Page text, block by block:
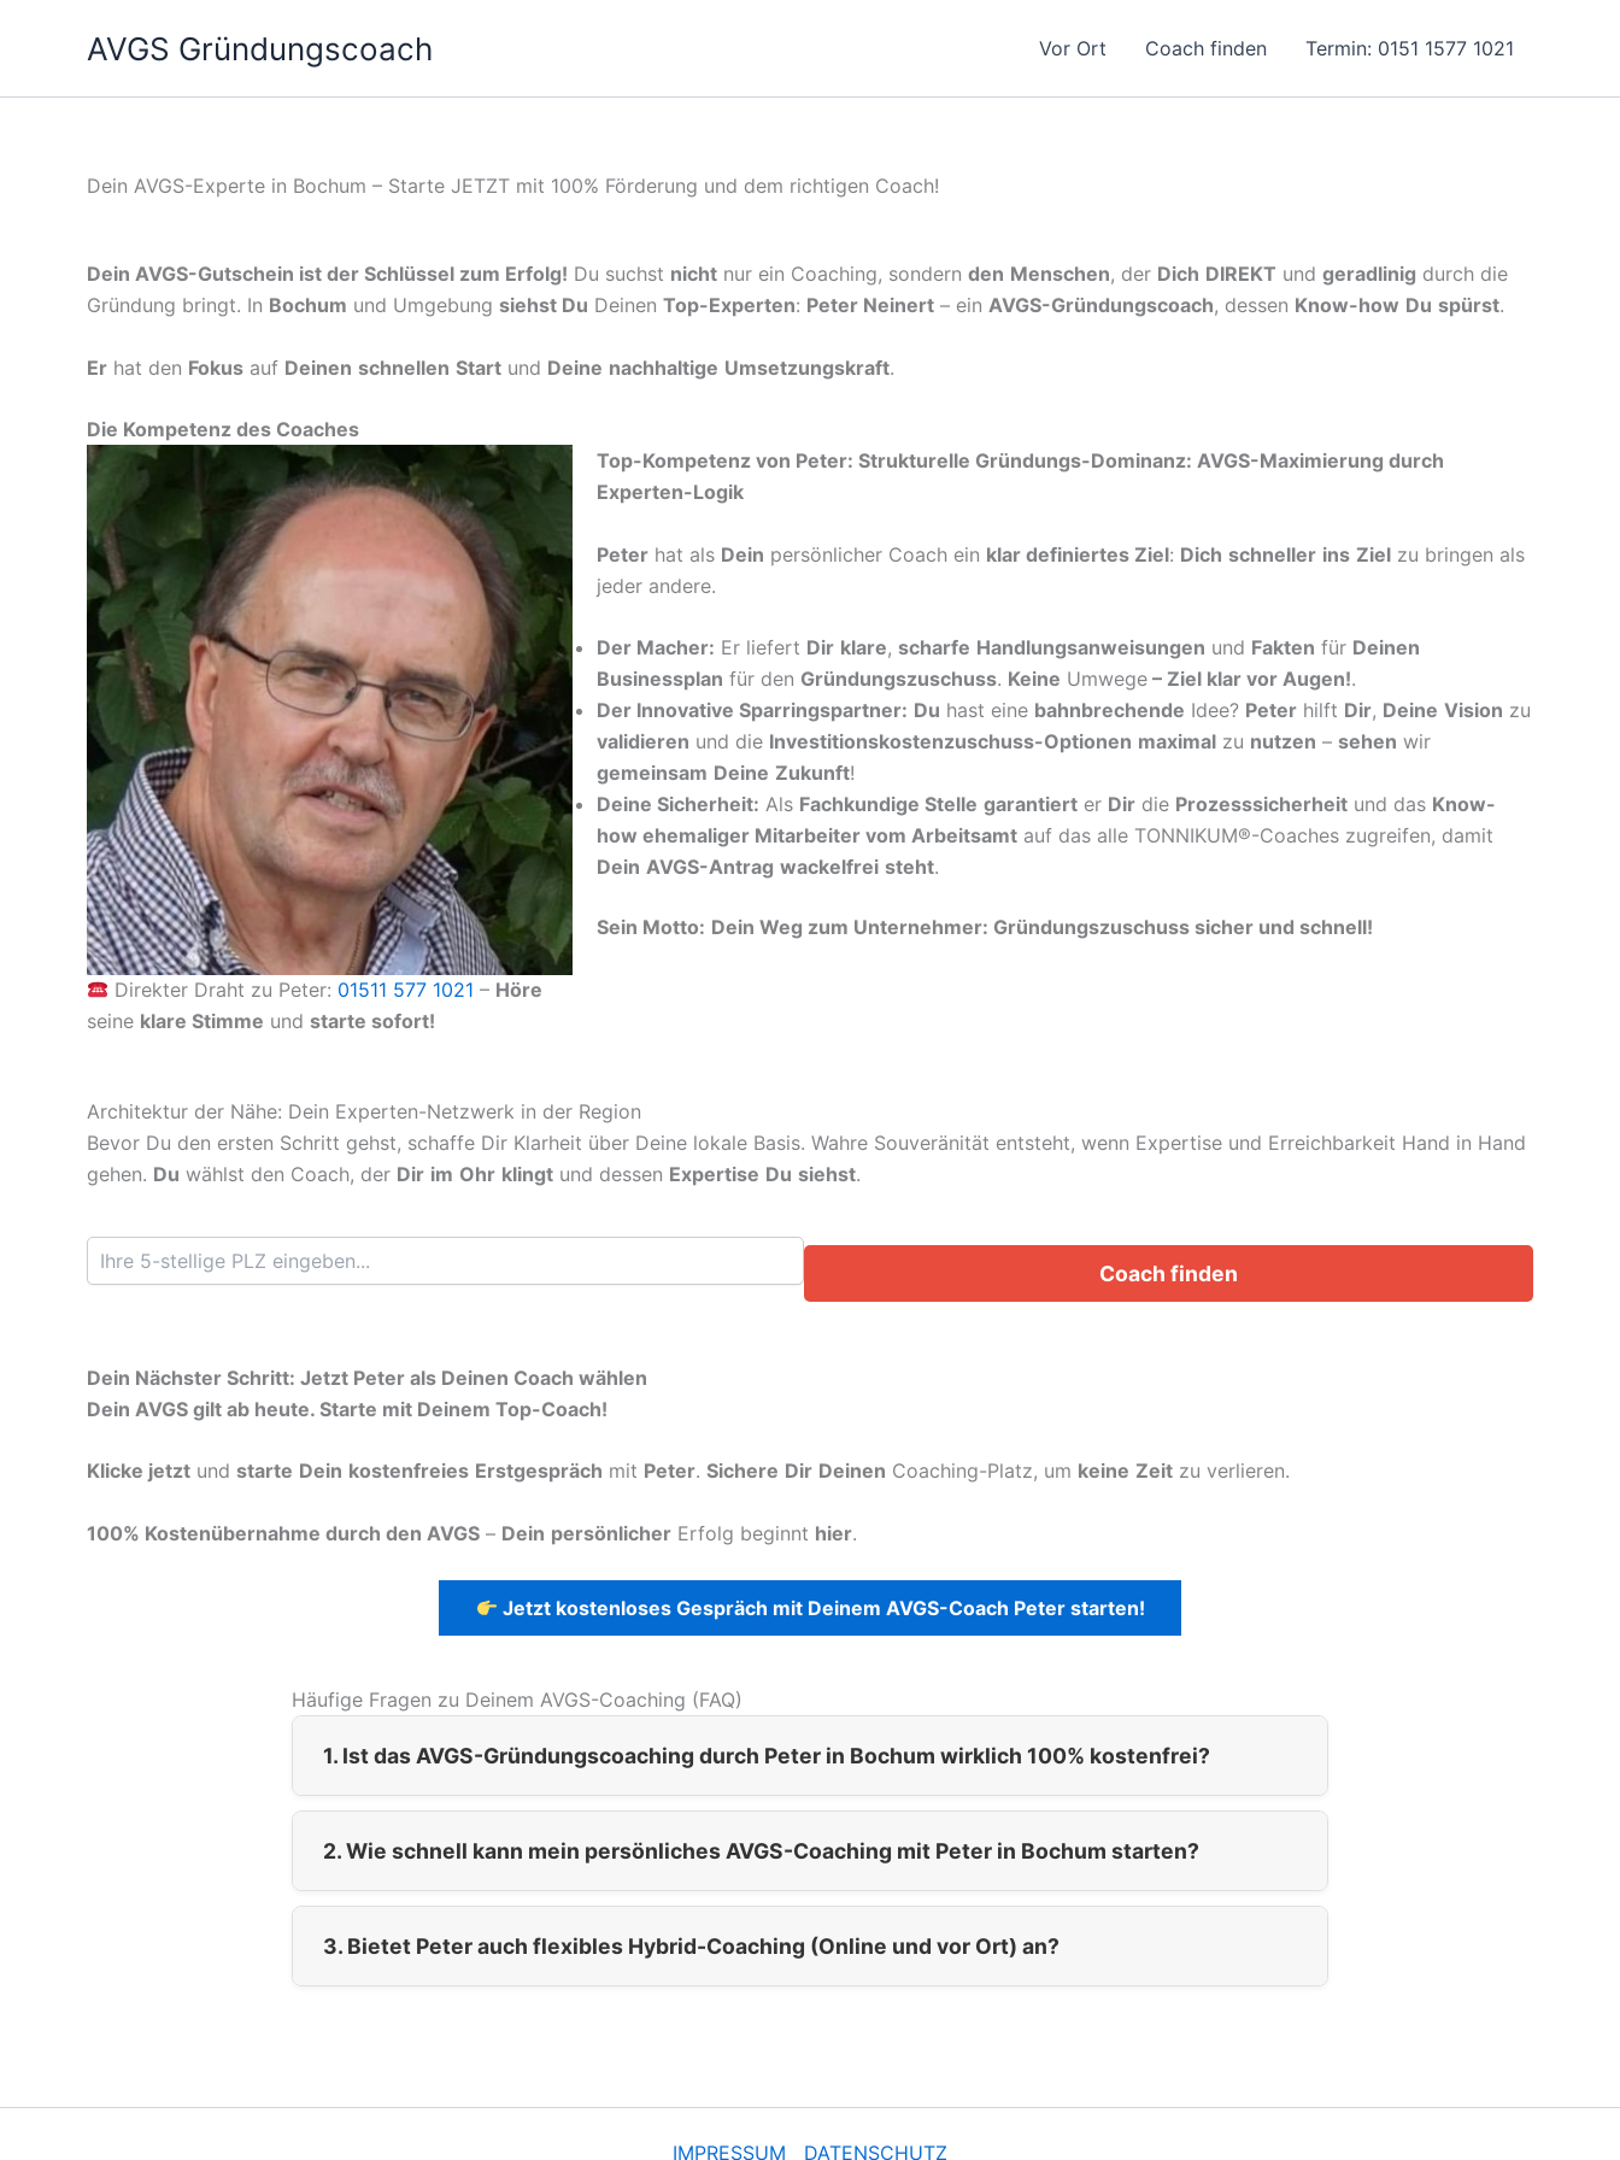
AVGS Gründungscoach Vor Ort Coach finden Termin: 0151 1577 1021
Dein AVGS-Experte in Bochum – Starte JETZT mit 100% Förderung und dem richtigen Coach!
Dein AVGS-Gutschein ist der Schlüssel zum Erfolg! Du suchst nicht nur ein Coaching, sondern den Menschen, der Dich DIREKT und geradlinig durch die
Gründung bringt. In Bochum und Umgebung siehst Du Deinen Top-Experten: Peter Neinert – ein AVGS-Gründungscoach, dessen Know-how Du spürst.
Er hat den Fokus auf Deinen schnellen Start und Deine nachhaltige Umsetzungskraft.
Die Kompetenz des Coaches
Direkter Draht zu Peter: 01511 577 1021– Höre
seine klare Stimme und starte sofort!
Top-Kompetenz von Peter: Strukturelle Gründungs-Dominanz: AVGS-Maximierung durch
Experten-Logik
Peter hat als Dein persönlicher Coach ein klar definiertes Ziel: Dich schneller ins Ziel zu bringen als
jeder andere.
Der Macher: Er liefert Dir klare, scharfe Handlungsanweisungen und Fakten für Deinen
Businessplan für den Gründungszuschuss. Keine Umwege – Ziel klar vor Augen!.
Der Innovative Sparringspartner: Du hast eine bahnbrechende Idee? Peter hilft Dir, Deine Vision zu
validieren und die Investitionskostenzuschuss-Optionen maximal zu nutzen – sehen wir
gemeinsam Deine Zukunft!
Deine Sicherheit: Als Fachkundige Stelle garantiert er Dir die Prozesssicherheit und das Know-
how ehemaliger Mitarbeiter vom Arbeitsamt auf das alle TONNIKUM®-Coaches zugreifen, damit
Dein AVGS-Antrag wackelfrei steht.
Sein Motto: Dein Weg zum Unternehmer: Gründungszuschuss sicher und schnell!
Architektur der Nähe: Dein Experten-Netzwerk in der Region
Bevor Du den ersten Schritt gehst, schaffe Dir Klarheit über Deine lokale Basis. Wahre Souveränität entsteht, wenn Expertise und Erreichbarkeit Hand in Hand
gehen. Du wählst den Coach, der Dir im Ohr klingt und dessen Expertise Du siehst.
Coach finden
Dein Nächster Schritt: Jetzt Peter als Deinen Coach wählen
Dein AVGS gilt ab heute. Starte mit Deinem Top-Coach!
Klicke jetzt und starte Dein kostenfreies Erstgespräch mit Peter. Sichere Dir Deinen Coaching-Platz, um keine Zeit zu verlieren.
100% Kostenübernahme durch den AVGS – Dein persönlicher Erfolg beginnt hier.
Jetzt kostenloses Gespräch mit Deinem AVGS-Coach Peter starten!
Häufige Fragen zu Deinem AVGS-Coaching (FAQ)
1. Ist das AVGS-Gründungscoaching durch Peter in Bochum wirklich 100% kostenfrei?
2. Wie schnell kann mein persönliches AVGS-Coaching mit Peter in Bochum starten?
3. Bietet Peter auch flexibles Hybrid-Coaching (Online und vor Ort) an?
IMPRESSUM DATENSCHUTZ